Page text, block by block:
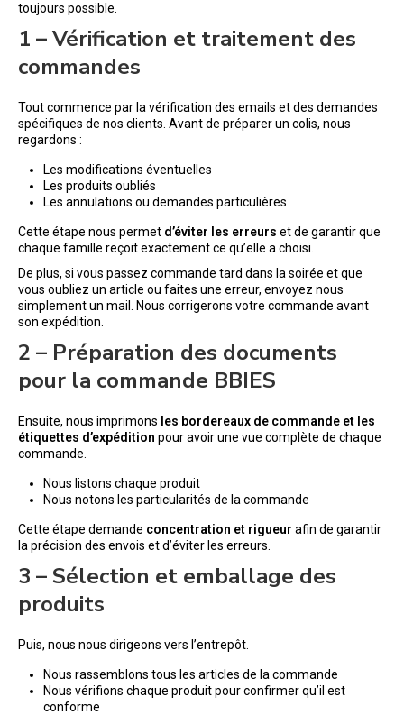
toujours possible.
1 – Vérification et traitement des
commandes
Tout commence par la vérification des emails et des demandes
spécifiques de nos clients. Avant de préparer un colis, nous
regardons :
Les modifications éventuelles
Les produits oubliés
Les annulations ou demandes particulières
Cette étape nous permet d’éviter les erreurs et de garantir que
chaque famille reçoit exactement ce qu’elle a choisi.
De plus, si vous passez commande tard dans la soirée et que
vous oubliez un article ou faites une erreur, envoyez nous
simplement un mail. Nous corrigerons votre commande avant
son expédition.
2 – Préparation des documents
pour la commande BBIES
Ensuite, nous imprimons les bordereaux de commande et les
étiquettes d’expédition pour avoir une vue complète de chaque
commande.
Nous listons chaque produit
Nous notons les particularités de la commande
Cette étape demande concentration et rigueur afin de garantir
la précision des envois et d’éviter les erreurs.
3 – Sélection et emballage des
produits
Puis, nous nous dirigeons vers l’entrepôt.
Nous rassemblons tous les articles de la commande
Nous vérifions chaque produit pour confirmer qu’il est
conforme